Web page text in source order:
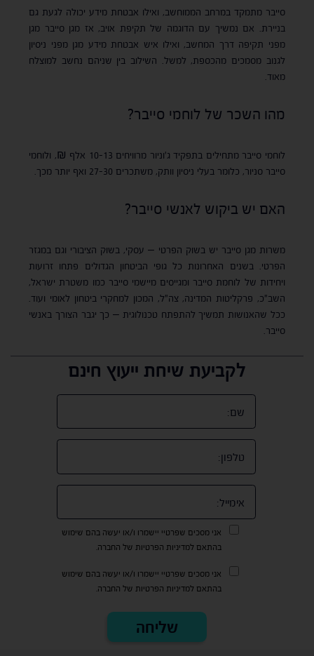
סייבר מתמקד במרחב הממוחשב, ואילו אבטחת מידע יכולה לגעת גם
בניירת. אם נמשיך עם הדוגמה של תקיפת אויב, אז מגן סייבר מגן
מפני תקיפה דרך המחשב, ואילו איש אבטחת מידע מגן מפני ניסיון
לגנוב מסמכים מהכספת, למשל. השילוב בין שניהם נחשב למוצלח
מאוד.
מהו השכר של לוחמי סייבר?
לוחמי סייבר מתחילים בתפקיד ג'וניור מרוויחים 10-13 אלף ₪, ולוחמי
סייבר סניור, כלומר בעלי ניסיון וותק, משתכרים 27-30 ואף יותר מכך.
האם יש ביקוש לאנשי סייבר?
משרות מגן סייבר יש בשוק הפרטי – עסקי, בשוק הציבורי וגם במגזר
הפרטי. בשנים האחרונות כל גופי הביטחון הגדולים פתחו זרועות
ויחידות של לוחמת סייבר ומגייסים מיישמי סייבר כמו משטרת ישראל,
השב"כ, פרקליטות המדינה, צה"ל, המכון למחקרי ביטחון לאומי ועוד.
ככל שהאנושות תמשיך להתפתח טכנולוגית – כך יגבר הצורך באנשי
סייבר.
לקביעת שיחת ייעוץ חינם
אני מסכים שפרטיי יישמרו ו/או יעשה בהם שימוש
בהתאם למדיניות הפרטיות של החברה.
אני מסכים שפרטיי יישמרו ו/או יעשה בהם שימוש
בהתאם למדיניות הפרטיות של החברה.